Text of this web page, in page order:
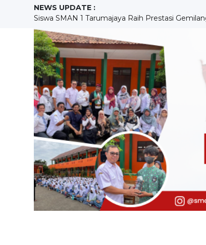
NEWS UPDATE :
Siswa SMAN 1 Tarumajaya Raih Prestasi
SMAN 1 Tarumajaya Siap Sambut Calon Siswa
Peringatan Hari Kebangkitan Nasional 2023 Di
Pelaksanaan In House Training Ke-5 SMAN 1
LITERASI "BAHAYA ROKOK DIKALANGAN
Penerimaan Peserta Didik Baru Tahun Pelajaran
Pemuda sadar hukum, SMAN 1 Tarumajaya Siap
IHT Asesmen dan Pelaporan Pada
Cintai Bahasa Indonesia, Lestarikan Bahasa
SMAN 1 Tarumajaya Gelar Kerja Bakti Peringati